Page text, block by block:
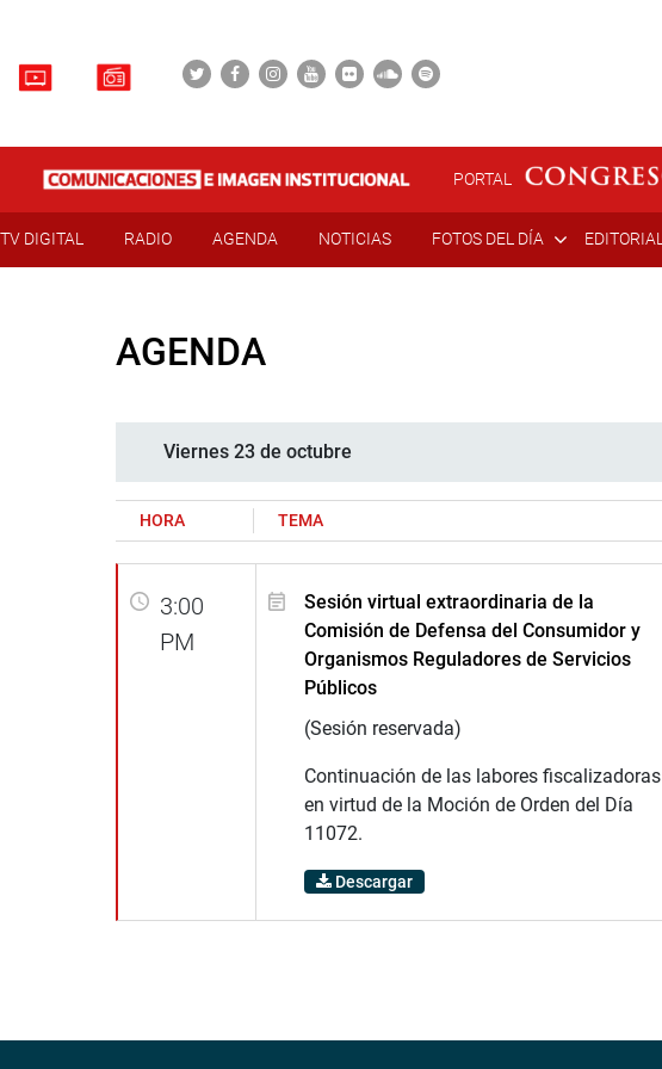
PORTAL
TV DIGITAL RADIO AGENDA NOTICIAS FOTOS DEL DÍA EDITORIAL
AGENDA
Viernes 23 de octubre
HORA TEMA
3:00
PM
Sesión virtual extraordinaria de la
Comisión de Defensa del Consumidor y
Organismos Reguladores de Servicios
Públicos
(Sesión reservada)
Continuación de las labores fiscalizadoras
en virtud de la Moción de Orden del Día
11072.
Descargar